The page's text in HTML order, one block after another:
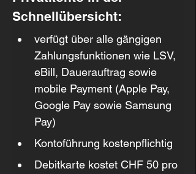
Schnellübersicht:
verfügt über alle gängigen
Zahlungsfunktionen wie LSV,
eBill, Dauerauftrag sowie
mobile Payment (Apple Pay,
Google Pay sowie Samsung
Pay)
Kontoführung kostenpflichtig
Debitkarte kostet CHF 50 pro